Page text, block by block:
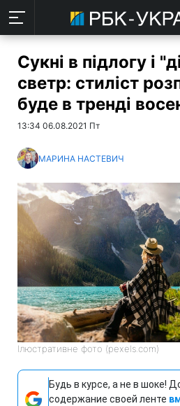
Сукні в підлогу і
светр: стиліст
буде в тренді
13:34 06.08.2021 Пт
МАРИНА НАСТЕВИЧ
Ілюстративне фото (pexels.com)
Будь в курсе, а не в шоке!
содержание своей ленте